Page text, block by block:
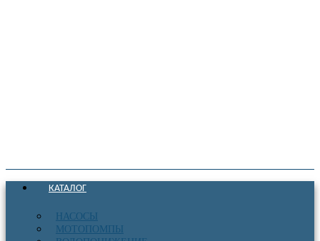
КАТАЛОГ
НАСОСЫ
МОТОПОМПЫ